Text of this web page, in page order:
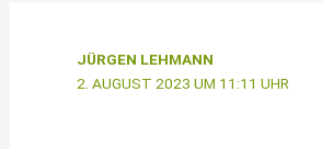
JÜRGEN LEHMANN
2. AUGUST 2023 UM 11:11 UHR